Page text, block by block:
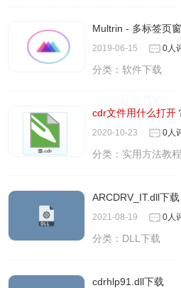
Multrin - 多标签页
2019-06-15 0人
分类：软件下载
cdr文件用什么打开
2020-10-23 0人
分类： 实用方法教程
ARCDRV_IT.dll下载
2021-08-19 0人
分类： DLL下载
cdrhlp91.dll下载